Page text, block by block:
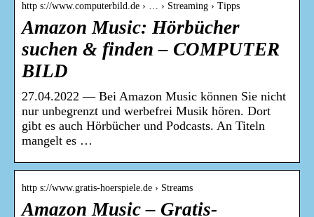
http s://www.computerbild.de › … › Streaming › Tipps
Amazon Music: Hörbücher
suchen & finden – COMPUTER
BILD
27.04.2022 — Bei Amazon Music können Sie nicht
nur unbegrenzt und werbefrei Musik hören. Dort
gibt es auch Hörbücher und Podcasts. An Titeln
mangelt es …
http s://www.gratis-hoerspiele.de › Streams
Amazon Music – Gratis-